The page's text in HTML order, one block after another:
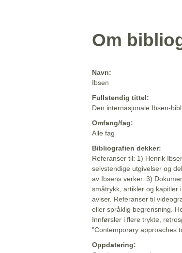
Om
Navn:
Ibsen
Fullstendig tittel:
Den internasjonale Ibsen-
Omfang/fag:
Alle fag
Bibliografien dekker:
Referanser til: 1) Henrik
selvstendige utgivelser og
av Ibsens verker. 3)
småtrykk, artikler og kapitler
aviser. Referanser til
eller språklig begrensning.
Innførsler i flere trykte,
"Contemporary approaches
Oppdatering: